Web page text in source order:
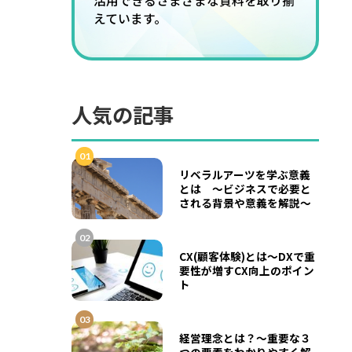
えています。
人気の記事
01
リベラルアーツを学ぶ意義
とは ～ビジネスで必要と
される背景や意義を解説～
02
CX(顧客体験)とは～DXで重
要性が増すCX向上のポイン
ト
03
経営理念とは？～重要な３